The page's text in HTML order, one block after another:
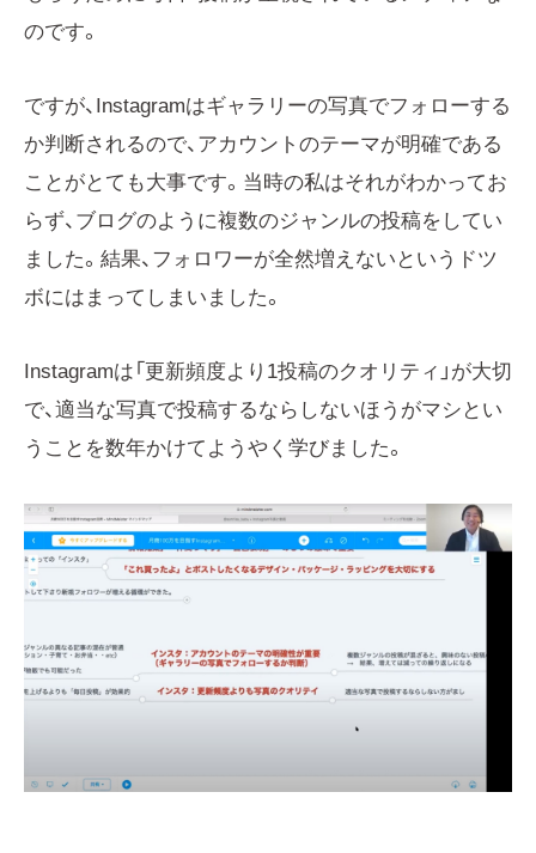
のです。
ですが、Instagramはギャラリーの写真でフォローする
か判断されるので、アカウントのテーマが明確である
ことがとても大事です。当時の私はそれがわかってお
らず、ブログのように複数のジャンルの投稿をしてい
ました。結果、フォロワーが全然増えないというドツ
ボにはまってしまいました。
Instagramは「更新頻度より1投稿のクオリティ」が大切
で、適当な写真で投稿するならしないほうがマシとい
うことを数年かけてようやく学びました。